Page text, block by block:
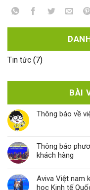
Tin tức (7)
BÀI
Thông báo về
Thông báo
khách hàng
Aviva Việt nam
học Kinh tế